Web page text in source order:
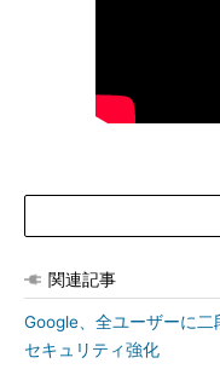
関連記事
Google、全ユーザーに
セキュリティ強化